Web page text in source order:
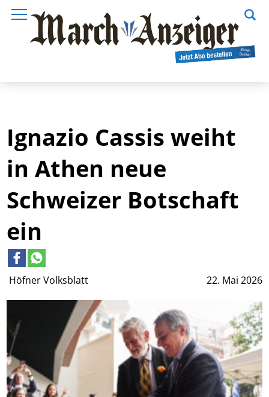
Höfner Volksblatt 22. Mai 2026
Ignazio Cassis weiht
in Athen neue
Schweizer Botschaft
ein